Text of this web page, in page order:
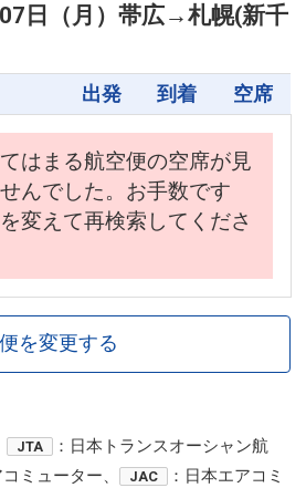
日（月） 帯広→札幌(新千
出発 到着 空席
はまる航空便の空席が見
んでした。お手数です
変えて再検索してくださ
便を変更する
JTA
：日本トランスオーシャン航
ミューター、 JAC
：日本エアコミ